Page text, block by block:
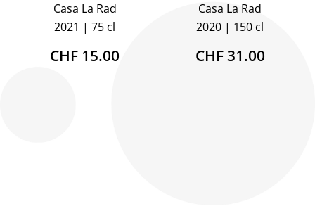
Casa La Rad
2021
75 cl
CHF 15.00
Casa La Rad
2020
150 cl
CHF 31.00